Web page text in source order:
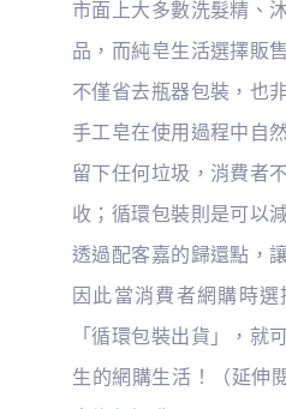
市面上大多數洗髮精、
品，而純皂生活選擇販
不僅省去瓶器包裝，也
手工皂在使用過程中自
留下任何垃圾，消費者
收；循環包裝則是可以
透過配客嘉的歸還點，
因此當消費者網購時
「循環包裝出貨」，就
生的網購生活！（延伸